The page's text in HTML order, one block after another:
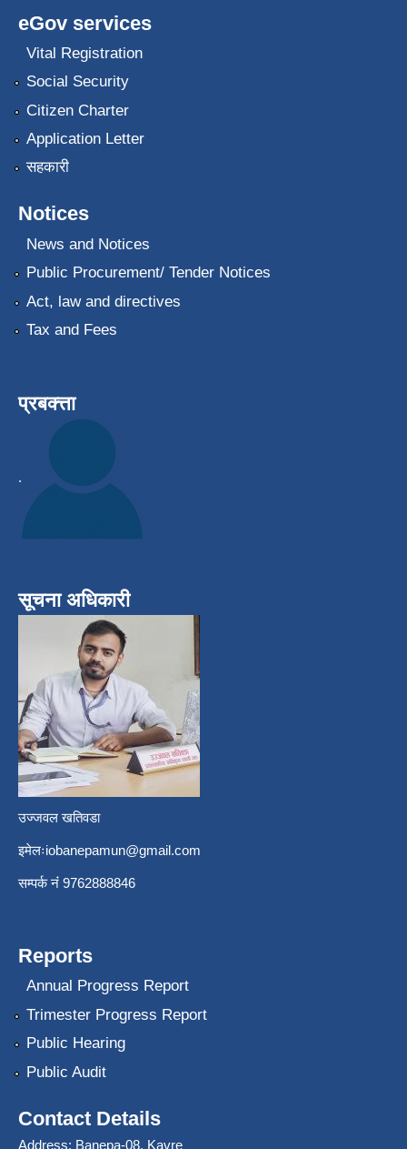
eGov services
Vital Registration
Social Security
Citizen Charter
Application Letter
सहकारी
Notices
News and Notices
Public Procurement/ Tender Notices
Act, law and directives
Tax and Fees
प्रबक्त्ता
.
सूचना अधिकारी
उज्जवल खतिवडा
इमेलःiobanepamun@gmail.com
सम्पर्क नंं 9762888846
Reports
Annual Progress Report
Trimester Progress Report
Public Hearing
Public Audit
Contact Details
Address: Banepa-08, Kavre